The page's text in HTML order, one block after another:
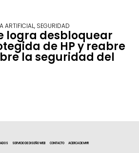
ARTIFICIAL, SEGURIDAD
logra desbloquear
de HP y reabre
la seguridad del
SERVICIO DE DISEÑO WEB CONTACTO ACERCA DE MYR